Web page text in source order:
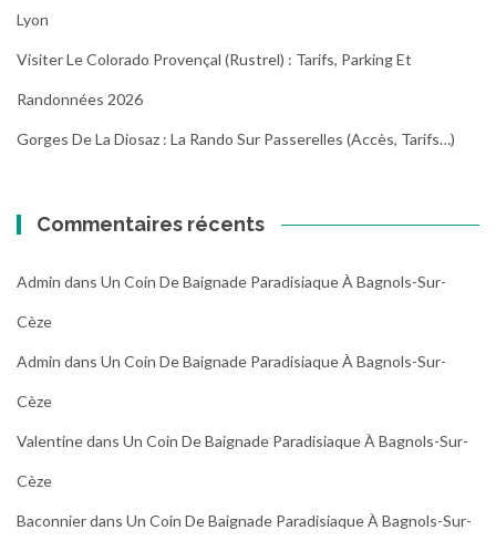
Lyon
Visiter Le Colorado Provençal (Rustrel) : Tarifs, Parking Et
Randonnées 2026
Gorges De La Diosaz : La Rando Sur Passerelles (Accès, Tarifs…)
Commentaires récents
Admin dans Un Coin De Baignade Paradisiaque À Bagnols-Sur-
Cèze
Admin dans Un Coin De Baignade Paradisiaque À Bagnols-Sur-
Cèze
Valentinedans Un Coin De Baignade Paradisiaque À Bagnols-Sur-
Cèze
Baconnierdans Un Coin De Baignade Paradisiaque À Bagnols-Sur-